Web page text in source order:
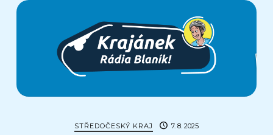
Krajánek
Rádia
STŘEDOČESKÝ KRAJ 7. 8. 2025